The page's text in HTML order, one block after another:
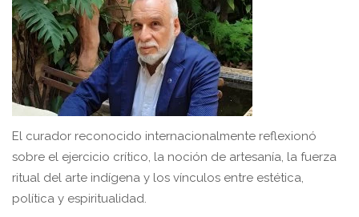
El curador reconocido internacionalmente reflexionó
sobre el ejercicio crítico, la noción de artesanía, la fuerza
ritual del arte indígena y los vínculos entre estética,
política y espiritualidad.